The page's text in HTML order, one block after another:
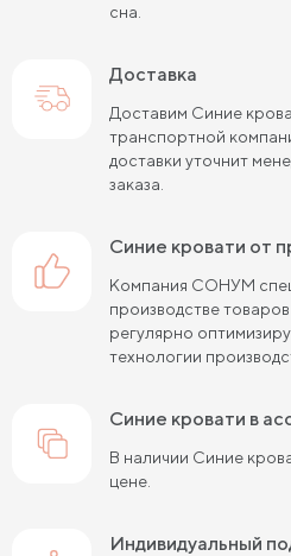
Кровати черного цвета
Кровати шириной 90 см
Кровати шириной 140 см
Высокие кровати Низкие
Кровати длиной 180 см
Кровати длиной 200 см
Кровати 90х180 см
Большие кровати
Кровати 90х190 см
сна.
Доставка
Доставим Синие
транспортной
доставки уточнит
заказа.
Синие кровати от
Компания СОНУМ
производстве
регулярно
технологии
Синие кровати в
В наличии Синие
цене.
Индивидуальный